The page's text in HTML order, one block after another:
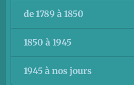
de 1789 à 1850
1850 à 1945
1945 à nos jours